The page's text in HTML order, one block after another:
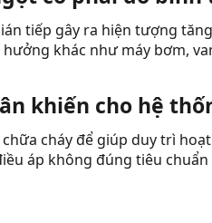
tiếp gây ra hiện tượng
khác như máy bơm,
khiến cho hệ
cháy để giúp duy trì
áp không đúng tiêu